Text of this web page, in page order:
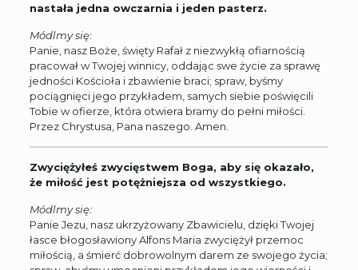
nastała jedna owczarnia i jeden pasterz.
Módlmy się:
Panie, nasz Boże, święty Rafał z niezwykłą ofiarnością
pracował w Twojej winnicy, oddając swe życie za sprawę
jedności Kościoła i zbawienie braci; spraw, byśmy
pociągnięci jego przykładem, samych siebie poświęcili
Tobie w ofierze, która otwiera bramy do pełni miłości.
Przez Chrystusa, Pana naszego. Amen.
Zwyciężyłeś zwycięstwem Boga, aby się okazało,
że miłość jest potężniejsza od wszystkiego.
Módlmy się:
Panie Jezu, nasz ukrzyżowany Zbawicielu, dzięki Twojej
łasce błogosławiony Alfons Maria zwyciężył przemoc
miłością, a śmierć dobrowolnym darem ze swojego życia;